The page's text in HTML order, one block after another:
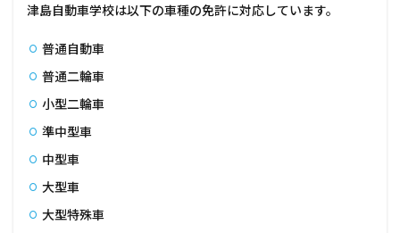
取得
い方
5
メリ
ット
い
人、
他所
に相
た方
津島自動車学校は以下の車種の免許に対応しています。
普通自動車
普通二輪車
小型二輪車
準中型車
中型車
大型車
大型特殊車